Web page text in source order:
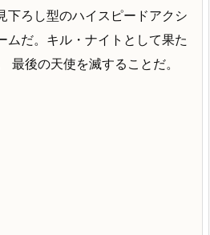
下ろし型のハイスピードアクシ
ムだ。キル・ナイトとして果た
最後の天使を滅することだ。